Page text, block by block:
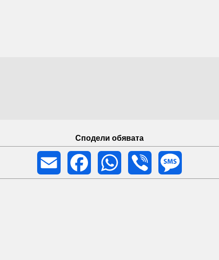
Сподели обявата
Email
Facebook WhatsApp Viber